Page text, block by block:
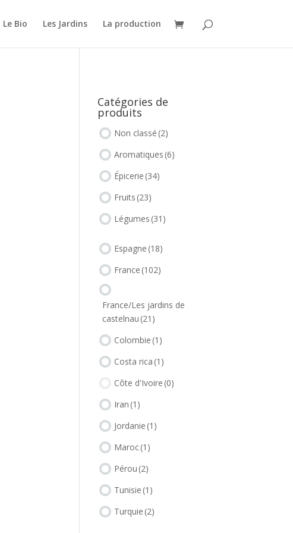
Le Bio Les Jardins La production
Catégories de
produits
Non classé (2)
Aromatiques (6)
Épicerie (34)
Fruits (23)
Légumes (31)
Espagne (18)
France (102)
France/Les jardins de
castelnau (21)
Colombie (1)
Costa rica (1)
Côte d'Ivoire (0)
Iran (1)
Jordanie (1)
Maroc(1)
Pérou (2)
Tunisie (1)
Turquie (2)